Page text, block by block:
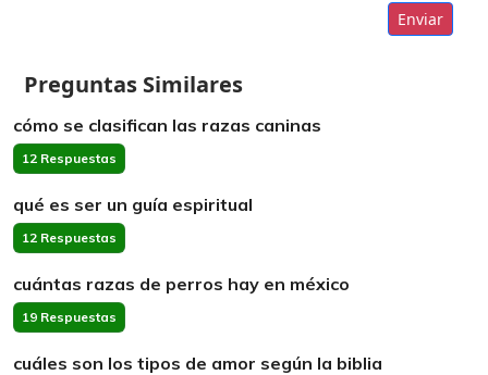
Enviar
Preguntas Similares
cómo se clasifican las razas caninas
12 Respuestas
qué es ser un guía espiritual
12 Respuestas
cuántas razas de perros hay en méxico
19 Respuestas
cuáles son los tipos de amor según la biblia